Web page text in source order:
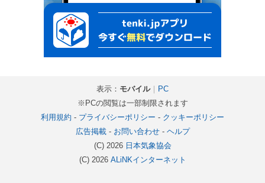
表示： モバイル｜ PC
※PCの閲覧は一部制限されます
利用規約 - プライバシーポリシー - クッキーポリシー
広告掲載- お問い合わせ- ヘルプ
(C) 2026 日本気象協会
(C) 2026 ALiNKインターネット